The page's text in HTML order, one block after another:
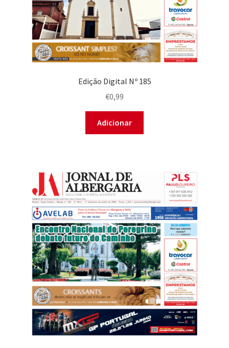
Edição Digital Nº 185
€0,99
Adicionar